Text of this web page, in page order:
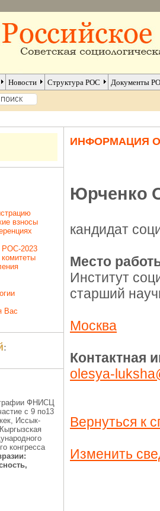
Новости Структура РОС Документы
взносы
РОС-2023
Вас
:
ФНИСЦ
с 9 по13
Иссык-
конгресса
ИНФОРМАЦИЯ
Юрченко
кандидат
Место
Институт
старший
Москва
Контактная
olesya-
Вернуться к
Изменить